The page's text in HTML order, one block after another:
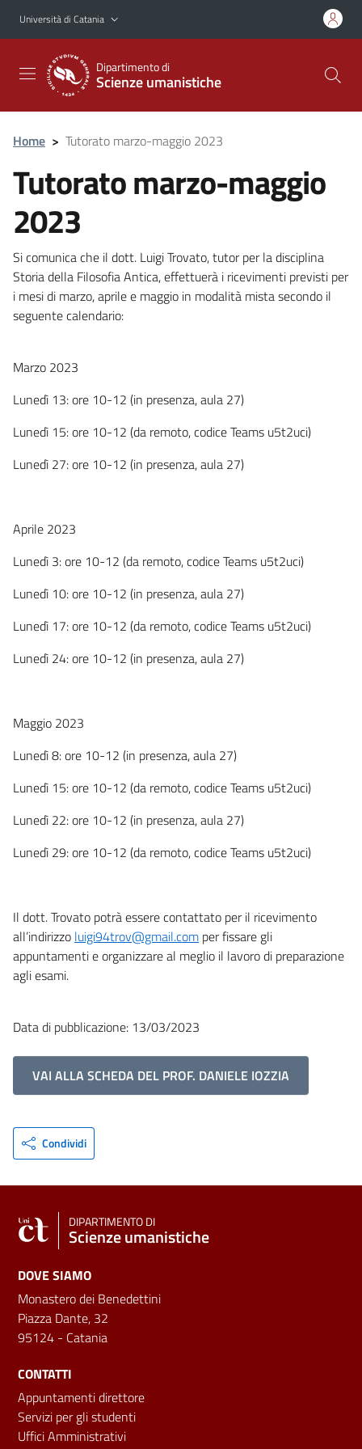
Vai al contenuto principale
Vai al menu di navigazione
Università di Catania
Dipartimento di
Scienze umanistiche
Home > Tutorato marzo-maggio 2023
Tutorato marzo-maggio
2023
Si comunica che il dott. Luigi Trovato, tutor per la disciplina
Storia della Filosofia Antica, effettuerà i ricevimenti previsti per
i mesi di marzo, aprile e maggio in modalità mista secondo il
seguente calendario:
Marzo 2023
Lunedì 13: ore 10-12 (in presenza, aula 27)
Lunedì 15: ore 10-12 (da remoto, codice Teams u5t2uci)
Lunedì 27: ore 10-12 (in presenza, aula 27)
Aprile 2023
Lunedì 3: ore 10-12 (da remoto, codice Teams u5t2uci)
Lunedì 10: ore 10-12 (in presenza, aula 27)
Lunedì 17: ore 10-12 (da remoto, codice Teams u5t2uci)
Lunedì 24: ore 10-12 (in presenza, aula 27)
Maggio 2023
Lunedì 8: ore 10-12 (in presenza, aula 27)
Lunedì 15: ore 10-12 (da remoto, codice Teams u5t2uci)
Lunedì 22: ore 10-12 (in presenza, aula 27)
Lunedì 29: ore 10-12 (da remoto, codice Teams u5t2uci)
Il dott. Trovato potrà essere contattato per il ricevimento
all’indirizzo luigi94trov@gmail.com per fissare gli
appuntamenti e organizzare al meglio il lavoro di preparazione
agli esami.
Data di pubblicazione: 13/03/2023
VAI ALLA SCHEDA DEL PROF. DANIELE IOZZIA
Condividi
DIPARTIMENTO DI
Scienze umanistiche
DOVE SIAMO
Monastero dei Benedettini
Piazza Dante, 32
95124 - Catania
CONTATTI
Appuntamenti direttore
Servizi per gli studenti
Uffici Amministrativi